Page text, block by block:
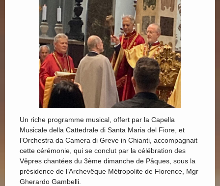
Un riche programme musical, offert par la Capella
Musicale della Cattedrale di Santa Maria del Fiore, et
l’Orchestra da Camera di Greve in Chianti, accompagnait
cette cérémonie, qui se conclut par la célébration des
Vêpres chantées du 3ème dimanche de Pâques, sous la
présidence de l’Archevêque Métropolite de Florence, Mgr
Gherardo Gambelli.